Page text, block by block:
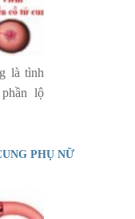
là tình
lộ
PHỤ NỮ